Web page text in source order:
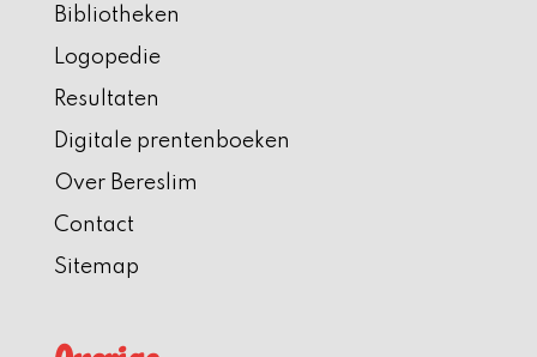
Bibliotheken
Logopedie
Resultaten
Digitale prentenboeken
Over Bereslim
Contact
Sitemap